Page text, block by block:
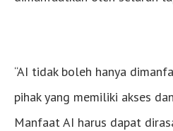
“AI tidak boleh hanya
pihak yang memiliki akses
Manfaat AI harus dapat